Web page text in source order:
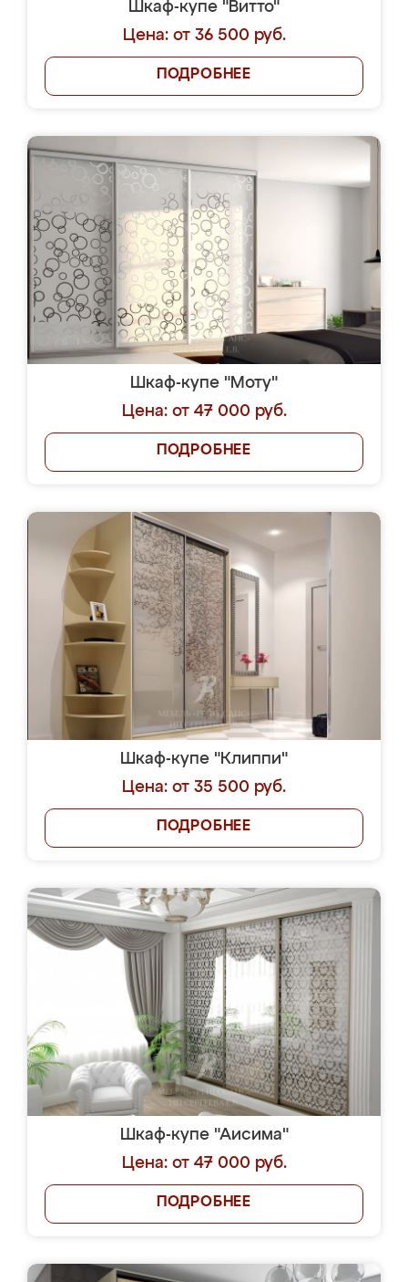
Шкаф-купе "Витто"
Цена: от 36 500 руб.
ПОДРОБНЕЕ
Шкаф-купе "Моту"
Цена: от 47 000 руб.
ПОДРОБНЕЕ
Шкаф-купе "Клиппи"
Цена: от 35 500 руб.
ПОДРОБНЕЕ
Шкаф-купе "Аисима"
Цена: от 47 000 руб.
ПОДРОБНЕЕ